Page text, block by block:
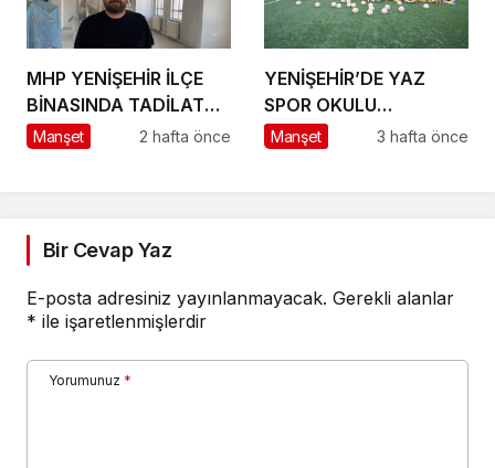
MHP YENİŞEHİR İLÇE
BİNASINDA TADİLAT
BAŞLADI
Manşet 2 hafta önce
YENİŞEHİR’DE YAZ
SPOR OKULU
HEYECANI BAŞLADI
Manşet 3 hafta önce
Bir Cevap Yaz
E-posta adresiniz yayınlanmayacak. Gerekli alanlar
* ile işaretlenmişlerdir
Yorumunuz *